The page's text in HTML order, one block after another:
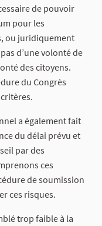
de pouvoir
pour les
ou juridiquement
d’une volonté de
des citoyens.
du Congrès
a également fait
du délai prévu et
par des
ces
de soumission
ces risques.
trop faible à la